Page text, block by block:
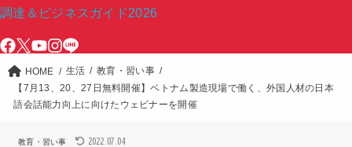
調達＆ビジネスガイド2026
HOME 生活
教育・習い事
【7⽉13、20、27日無料開催】ベトナム製造現場で働く、外国人材の日本
語会話能力向上に向けたウェビナーを開催
教育・習い事 2022.07.04